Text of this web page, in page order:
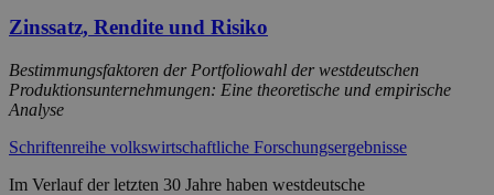
Zinssatz, Rendite und Risiko
Bestimmungsfaktoren der Portfoliowahl der westdeutschen
Produktionsunternehmungen: Eine theoretische und empirische
Analyse
Schriftenreihe volkswirtschaftliche Forschungsergebnisse
Im Verlauf der letzten 30 Jahre haben westdeutsche